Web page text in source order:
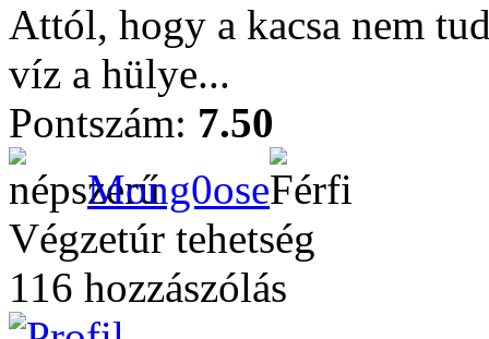
Attól, hogy a kacsa nem
víz a hülye...
Pontszám: 7.50
Mong0ose
Végzetúr tehetség
116 hozzászólás